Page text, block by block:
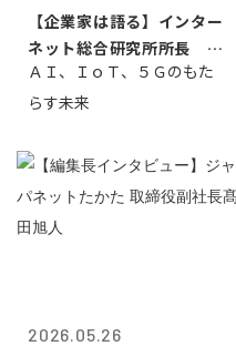
【企業家は語る】インター
ネット総合研究所所長 ブ
ロードバンド...
ＡＩ、ＩｏＴ、５Ｇのもた
らす未来
2026.05.26